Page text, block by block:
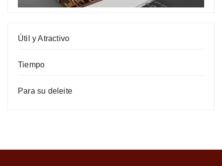
Útil y Atractivo
Tiempo
Para su deleite